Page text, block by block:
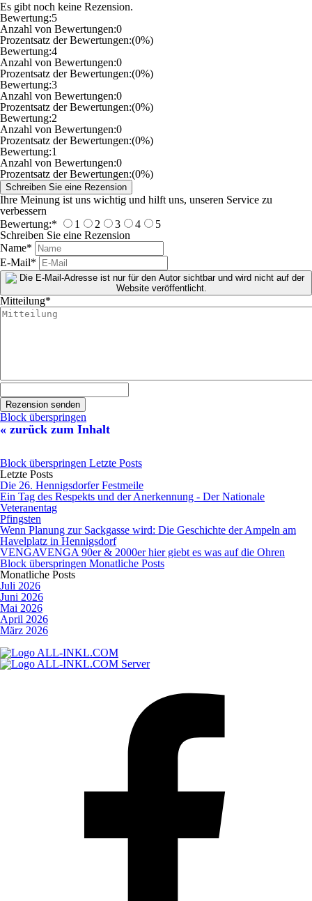
Es gibt noch keine Rezension.
Bewertung:5
Anzahl von Bewertungen:0
Prozentsatz der Bewertungen:(0%)
Bewertung:4
Anzahl von Bewertungen:0
Prozentsatz der Bewertungen:(0%)
Bewertung:3
Anzahl von Bewertungen:0
Prozentsatz der Bewertungen:(0%)
Bewertung:2
Anzahl von Bewertungen:0
Prozentsatz der Bewertungen:(0%)
Bewertung:1
Anzahl von Bewertungen:0
Prozentsatz der Bewertungen:(0%)
Ihre Meinung ist uns wichtig und hilft uns, unseren Service zu
verbessern
Bewertung:* 1 2 3 4
5
Schreiben Sie eine Rezension
Name*
E-Mail*
Mitteilung*
Block überspringen
« zurück zum Inhalt
Block überspringen Letzte Posts
Letzte Posts
Die 26. Hennigsdorfer Festmeile
Ein Tag des Respekts und der Anerkennung - Der Nationale
Veteranentag
Pfingsten
Wenn Planung zur Sackgasse wird: Die Geschichte der Ampeln am
Havelplatz in Hennigsdorf
VENGAVENGA 90er & 2000er hier giebt es was auf die Ohren
Block überspringen Monatliche Posts
Monatliche Posts
Juli 2026
Juni 2026
Mai 2026
April 2026
März 2026